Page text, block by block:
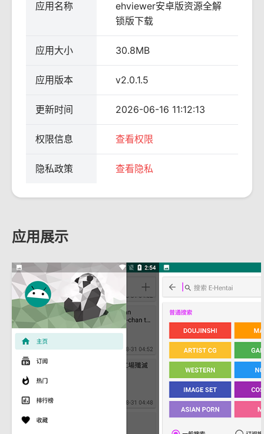
应用名称
ehviewer安卓版资源全解
锁版下载
应用大小 30.8MB
应用版本 v2.0.1.5
更新时间 2026-06-16 11:12:13
权限信息 查看权限
隐私政策 查看隐私
应用展示